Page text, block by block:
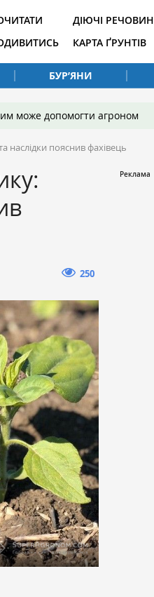
ДІЮЧІ
КАРТА ҐРУНТІВ
БУР’ЯНИ
може допомогти агроном
наслідки пояснив фахівець
250